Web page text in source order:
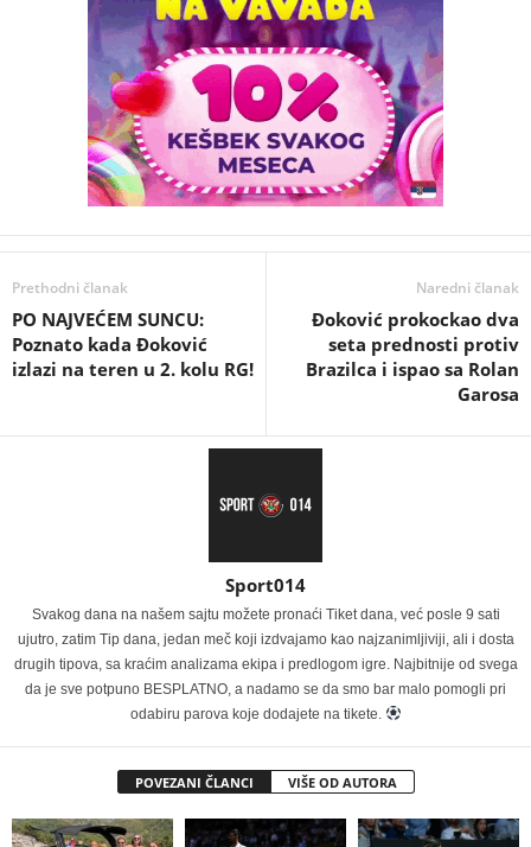
Prethodni članak
PO NAJVEĆEM SUNCU:
Poznato kada Đoković
izlazi na teren u 2. kolu RG!
Naredni članak
Đoković prokockao dva
seta prednosti protiv
Brazilca i ispao sa Rolan
Garosa
Sport014
Svakog dana na našem sajtu možete pronaći Tiket dana, već posle 9 sati
ujutro, zatim Tip dana, jedan meč koji izdvajamo kao najzanimljiviji, ali i dosta
drugih tipova, sa kraćim analizama ekipa i predlogom igre. Najbitnije od svega
da je sve potpuno BESPLATNO, a nadamo se da smo bar malo pomogli pri
odabiru parova koje dodajete na tikete.
POVEZANI ČLANCI VIŠE OD AUTORA